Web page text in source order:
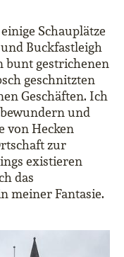
Schauplätze
Buckfastleigh
bunt gestrichenen
geschnitzten
Geschäften. Ich
und
von Hecken
zur
existieren
das
meiner Fantasie.